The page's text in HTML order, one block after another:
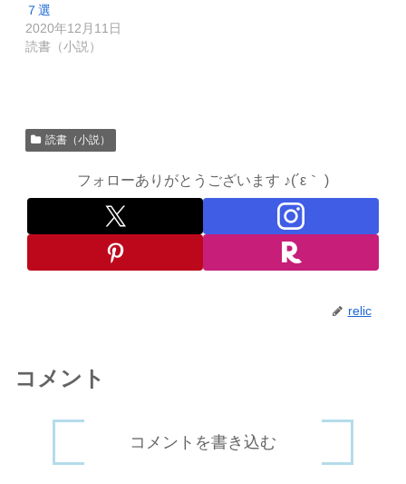
７選
2020年12月11日
読書（小説）
読書（小説）
フォローありがとうございます ♪(´ε｀ )
relic
コメント
コメントを書き込む